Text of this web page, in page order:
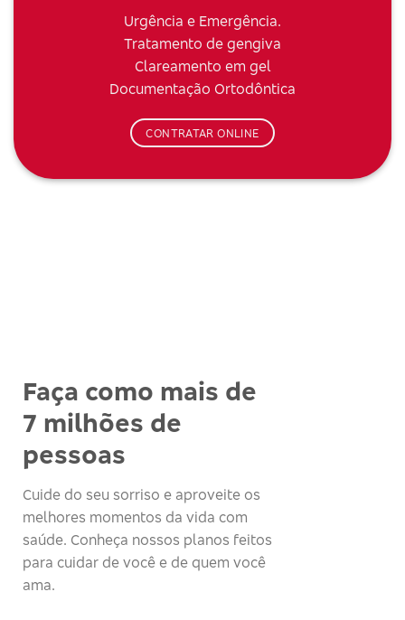
Urgência e Emergência.
Tratamento de gengiva
Clareamento em gel
Documentação Ortodôntica
CONTRATAR ONLINE
Faça como mais de
7 milhões de
pessoas
Cuide do seu sorriso e aproveite os
melhores momentos da vida com
saúde. Conheça nossos planos feitos
para cuidar de você e de quem você
ama.